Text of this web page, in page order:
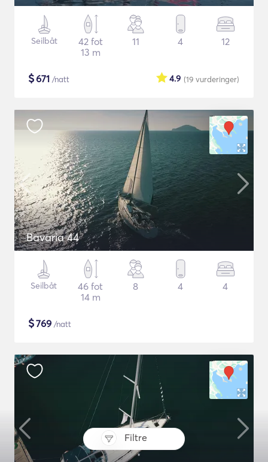
Filtre
Seilbåt
42 fot
13 m
11 4 12
$671 /natt (19 vurderinger)
4.9
Bavaria 44
Seilbåt
46 fot
14 m
8 4 4
$769 /natt